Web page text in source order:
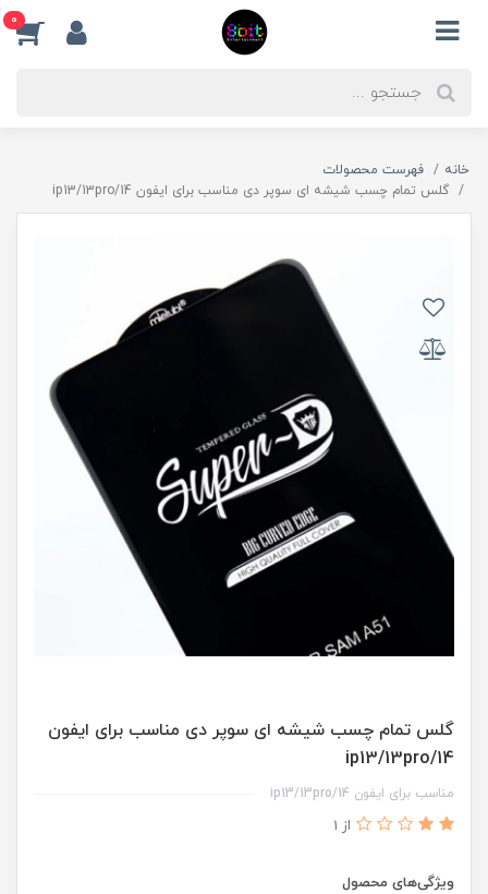
0
خانه
فهرست محصولات
گلس تمام چسب شیشه ای سوپر دی مناسب برای ایفون ip13/13pro/14
گلس تمام چسب شیشه ای سوپر دی مناسب برای ایفون
ip13/13pro/14
مناسب برای ایفون ip13/13pro/14
از 1
ویژگی‌های محصول